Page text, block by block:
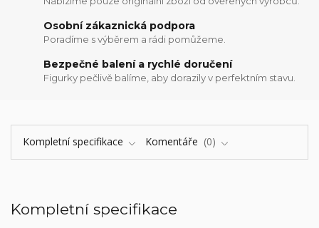
Osobní zákaznická podpora
Poradíme s výběrem a rádi pomůžeme.
Bezpečné balení a rychlé doručení
Figurky pečlivě balíme, aby dorazily v perfektním stavu.
Kompletní specifikace Komentáře 0
Kompletní specifikace